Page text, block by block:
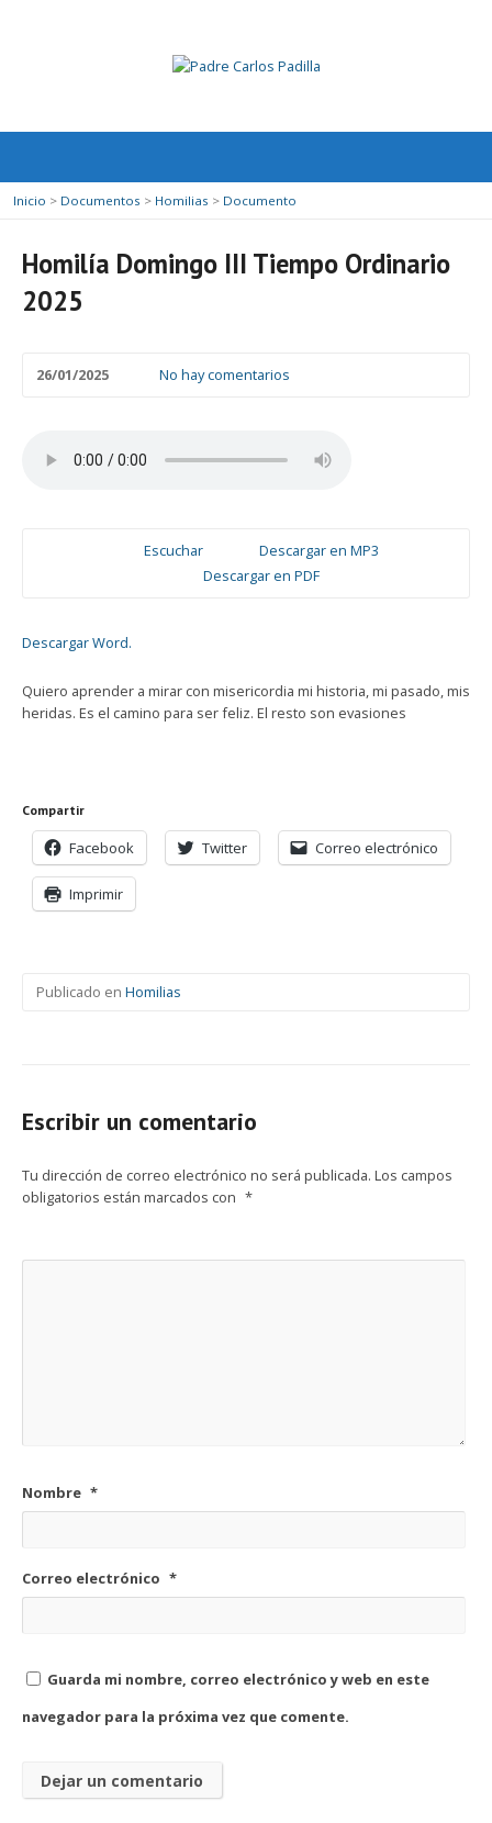
Inicio > Documentos > Homilias > Documento
Homilía Domingo III Tiempo Ordinario
2025
26/01/2025 No hay comentarios
Escuchar
Descargar en MP3
Descargar en PDF
Descargar Word.
Quiero aprender a mirar con misericordia mi historia, mi pasado, mis
heridas. Es el camino para ser feliz. El resto son evasiones
Compartir
Facebook Twitter Correo electrónico
Imprimir
Publicado en Homilias
Escribir un comentario
Tu dirección de correo electrónico no será publicada. Los campos
obligatorios están marcados con *
Nombre *
Correo electrónico *
Guarda mi nombre, correo electrónico y web en este
navegador para la próxima vez que comente.